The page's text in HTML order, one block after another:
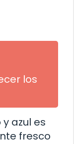
los
azul es
fresco